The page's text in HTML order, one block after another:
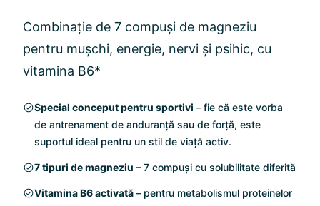
Combinație de 7 compuși de magneziu
pentru mușchi, energie, nervi și psihic, cu
vitamina B6*
Special conceput pentru sportivi – fie că este vorba
de antrenament de anduranță sau de forță, este
suportul ideal pentru un stil de viață activ.
7 tipuri de magneziu – 7 compuși cu solubilitate diferită
Vitamina B6 activată– pentru metabolismul proteinelor